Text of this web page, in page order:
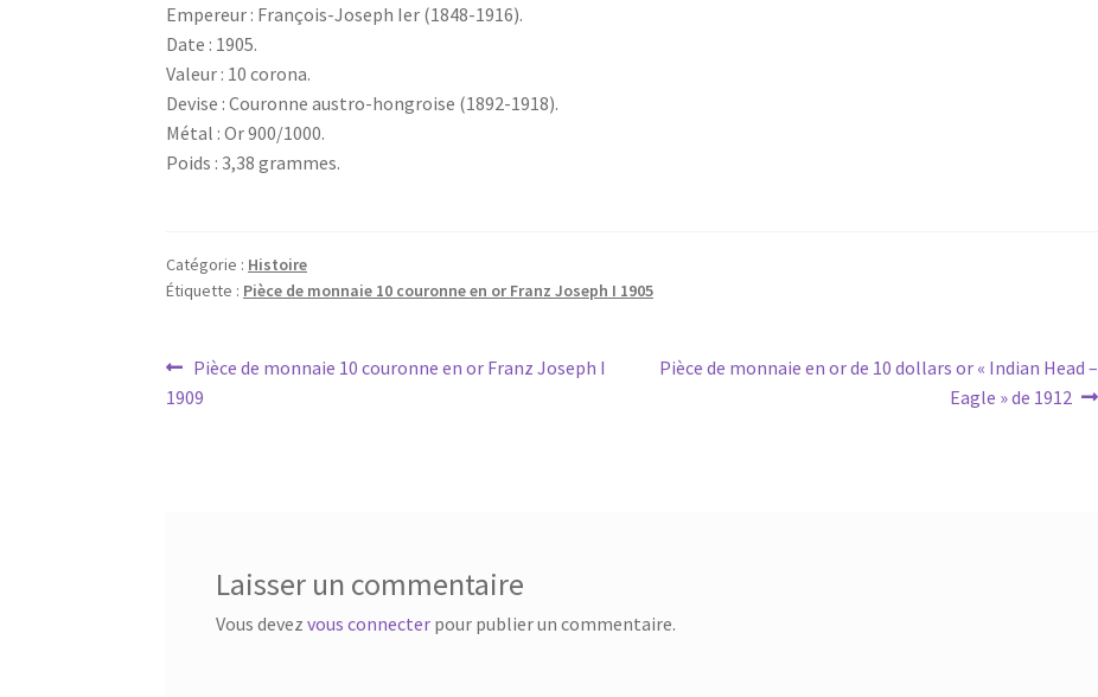
Empereur : François-Joseph Ier (1848-1916).
Date : 1905.
Valeur : 10 corona.
Devise : Couronne austro-hongroise (1892-1918).
Métal : Or 900/1000.
Poids : 3,38 grammes.
Catégorie : Histoire
Étiquette : Pièce de monnaie 10 couronne en or Franz Joseph I 1905
Pièce de monnaie 10 couronne en or Franz Joseph I
1909
Pièce de monnaie en or de 10 dollars or « Indian Head –
Eagle » de 1912
Laisser un commentaire
Vous devez vous connecterpour publier un commentaire.